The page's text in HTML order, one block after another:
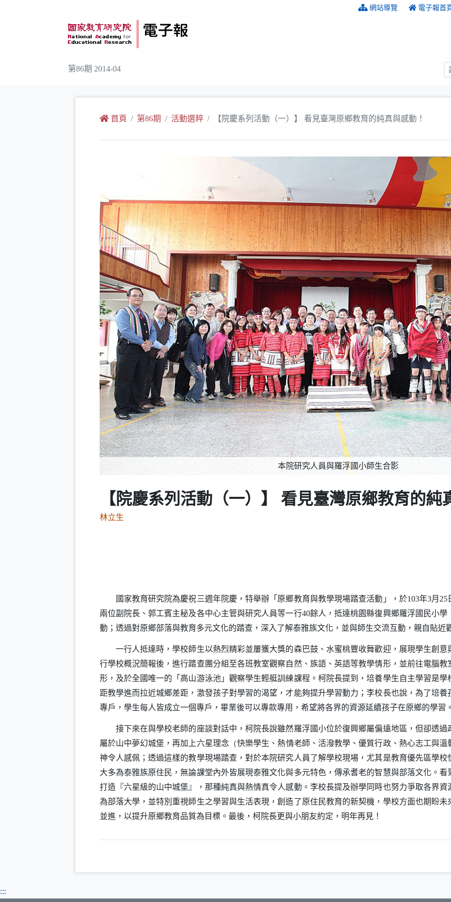
網站導覽 電子報首
第86期 2014-04
首頁 第86期 活動選粹 【院慶系列活動（一）】 看見臺灣原鄉教育的純真與感動！
本院研究人員與羅浮國小師生合影
Previous
【院慶系列活動（一）】 看見臺灣原鄉教育的純
林立生
國家教育研究院為慶祝三週年院慶，特舉辦「原鄉教育與教學現場踏查活動」，於103年3月25
兩位副院長、郭工賓主秘及各中心主管與研究人員等一行40餘人，抵達桃園縣復興鄉羅浮國民小
動；透過對原鄉部落與教育多元文化的踏查，深入了解泰雅族文化，並與師生交流互動，親自貼近
一行人抵達時，學校師生以熱烈精彩並屢獲大獎的森巴鼓、水蜜桃豐收舞歡迎，展現學生創意
行學校概況簡報後，進行踏查團分組至各班教室觀察自然、族語、英語等教學情形，並前往電腦
形，及於全國唯一的「高山游泳池」觀察學生輕艇訓練課程。柯院長提到，培養學生自主學習是
距教學進而拉近城鄉差距，激發孩子對學習的渴望，才能夠提升學習動力；李校長也說，為了培
專戶，學生每人皆成立一個專戶，畢業後可以專款專用，希望將各界的資源延續孩子在原鄉的學習
接下來在與學校老師的座談對話中，柯院長說雖然羅浮國小位於復興鄉屬偏遠地區，但卻透過
屬於山中夢幻城堡，再加上六星理念 （快樂學生、熱情老師、活潑教學、優質行政、熱心志工與溫
神令人感佩；透過這樣的教學現場踏查，對於本院研究人員了解學校現場，尤其是教育優先區學
大多為泰雅族原住民，無論課堂內外皆展現泰雅文化與多元特色，傳承耆老的智慧與部落文化。
打造『六星級的山中城堡』，那種純真與熱情真令人感動。李校長提及辦學同時也努力爭取各界
為部落大學，並特別重視師生之學習與生活表現，創造了原住民教育的新契機，學校方面也期盼
並進，以提升原鄉教育品質為目標。最後，柯院長更與小朋友約定，明年再見！
:::